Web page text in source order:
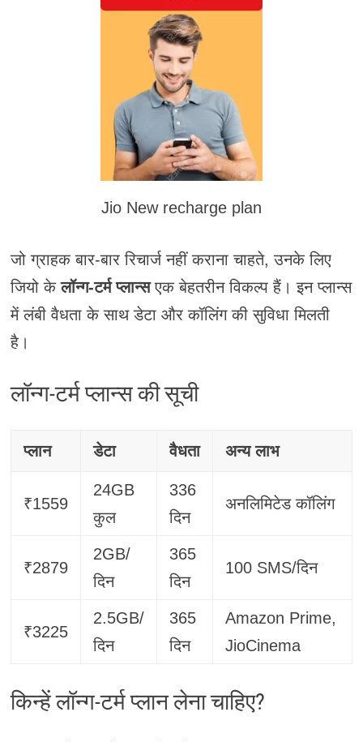
Jio New recharge plan
जो ग्राहक बार-बार रिचार्ज नहीं कराना चाहते, उनके लिए
जियो केलॉन्ग-टर्म प्लान्सएक बेहतरीन विकल्प हैं। इन प्लान्स
में लंबी वैधता के साथ डेटा और कॉलिंग की सुविधा मिलती
है।
लॉन्ग-टर्म प्लान्स की सूची
प्लान डेटा वैधता अन्य लाभ
₹1559
24GB
कुल
336
दिन
अनलिमिटेड कॉलिंग
₹2879
2GB/
दिन
365
दिन
100 SMS/दिन
₹3225
2.5GB/
दिन
365
दिन
Amazon Prime,
JioCinema
किन्हें लॉन्ग-टर्म प्लान लेना चाहिए?